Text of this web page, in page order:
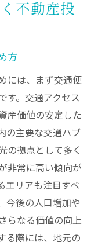
不動産投
方
には、まず交通便
す。交通アクセス
産価値の安定した
の主要な交通ハブ
の拠点として多く
非常に高い傾向が
エリアも注目すべ
今後の人口増加や
らなる価値の向上
る際には、地元の